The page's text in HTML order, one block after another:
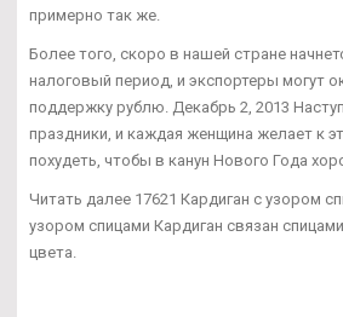
примерно так же.
Более того, скоро в нашей стране
налоговый период, и экспортеры могут
поддержку рублю. Декабрь 2, 2013
праздники, и каждая женщина желает к
похудеть, чтобы в канун Нового Года
Читать далее 17621 Кардиган с узором
узором спицами Кардиган связан
цвета.